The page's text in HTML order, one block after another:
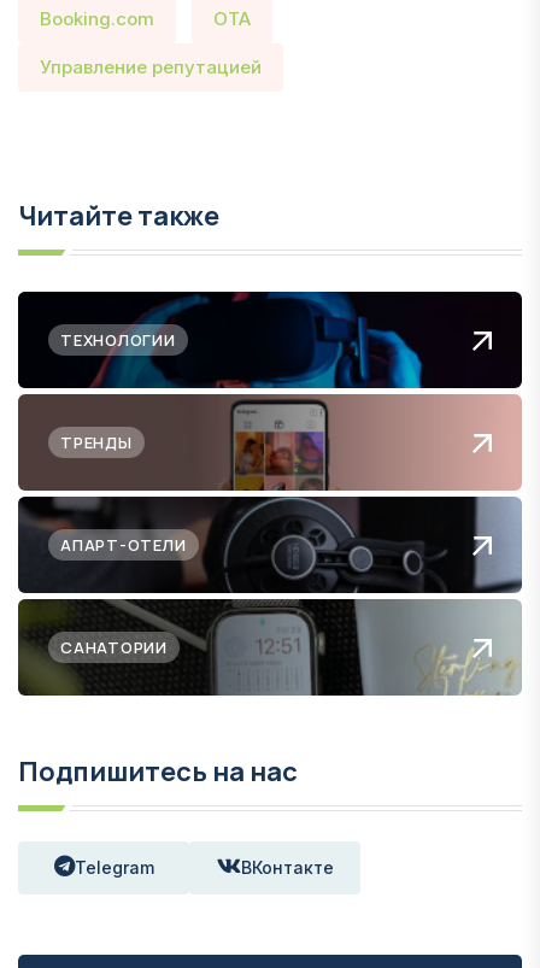
Booking.com OTA
Управление репутацией
Читайте также
ТЕХНОЛОГИИ
ТРЕНДЫ
АПАРТ-ОТЕЛИ
САНАТОРИИ
Подпишитесь на нас
Telegram ВКонтакте